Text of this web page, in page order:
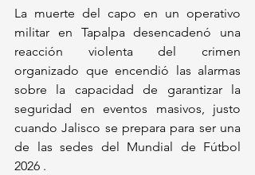
La muerte del capo en un operativo
militar en Tapalpa desencadenó una
reacción violenta del crimen
organizado que encendió las alarmas
sobre la capacidad de garantizar la
seguridad en eventos masivos, justo
cuando Jalisco se prepara para ser una
de las sedes del Mundial de Fútbol
2026 .